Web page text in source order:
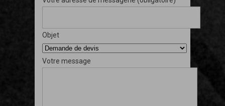
Objet
Votre message